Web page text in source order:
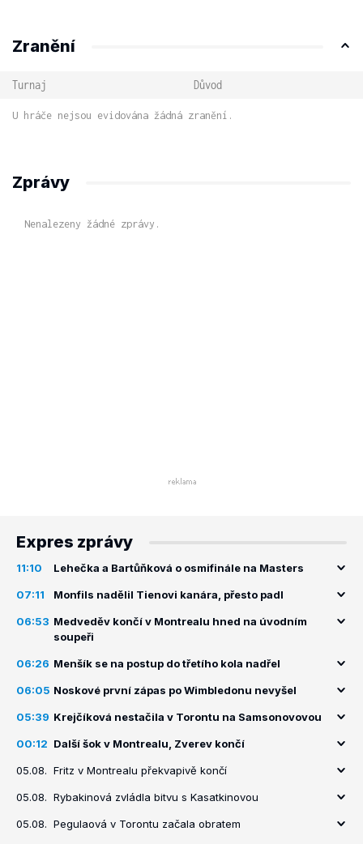
Zranění
Turnaj Důvod
U hráče nejsou evidována žádná zranění.
Zprávy
Nenalezeny žádné zprávy.
Expres zprávy
11:10 Lehečka a Bartůňková o osmifinále na Masters
07:11 Monfils nadělil Tienovi kanára, přesto padl
06:53 Medveděv končí v Montrealu hned na úvodním
soupeři
06:26 Menšík se na postup do třetího kola nadřel
06:05 Noskové první zápas po Wimbledonu nevyšel
05:39 Krejčíková nestačila v Torontu na Samsonovovou
00:12 Další šok v Montrealu, Zverev končí
05.08. Fritz v Montrealu překvapivě končí
05.08. Rybakinová zvládla bitvu s Kasatkinovou
05.08. Pegulaová v Torontu začala obratem